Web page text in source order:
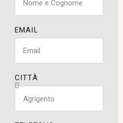
EMAIL
CITTÀ